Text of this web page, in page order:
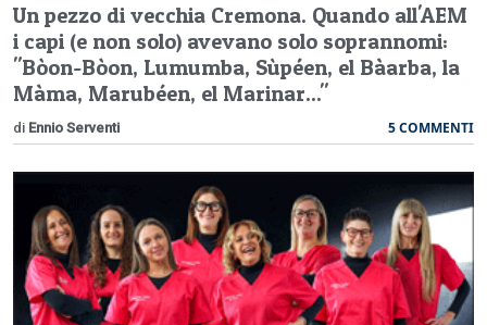
Un pezzo di vecchia Cremona. Quando all'AEM
i capi (e non solo) avevano solo soprannomi:
"Bòon-Bòon, Lumumba, Sùpéen, el Bàarba, la
Màma, Marubéen, el Marinar..."
di Ennio Serventi 5 COMMENTI